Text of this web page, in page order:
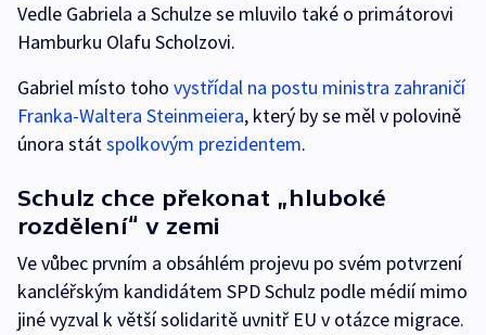
Vedle Gabriela a Schulze se mluvilo také o primátorovi
Hamburku Olafu Scholzovi.
Gabriel místo toho vystřídal na postu ministra zahraničí
Franka-Waltera Steinmeiera, který by se měl v polovině
února státspolkovým prezidentem.
Schulz chce překonat „hluboké
rozdělení“ v zemi
Ve vůbec prvním a obsáhlém projevu po svém potvrzení
kancléřským kandidátem SPD Schulz podle médií mimo
jiné vyzval k větší solidaritě uvnitř EU v otázce migrace.